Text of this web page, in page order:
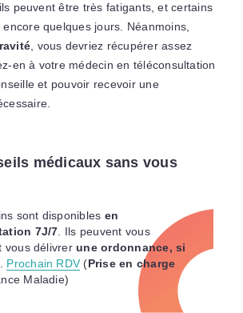
peuvent être très fatigants, et certains
quelques jours. Néanmoins,
, vous devriez récupérer assez
en à votre médecin en téléconsultation
et pouvoir recevoir une
médicaux sans vous
sont disponibles en
7J/7 . Ils peuvent vous
vous délivrerune ordonnance, si
. Prochain RDV (Prise en charge
Maladie)